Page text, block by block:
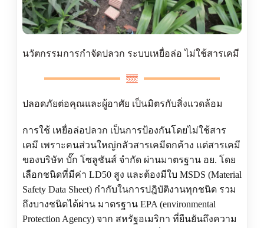
นวัตกรรมการกำจัดปลวก ระบบเหยื่อล่อ ไม่ใช้สารเคมี
ปลอดภัยต่อคุณและผู้อาศัย เป็นมิตรกับสิ่งแวดล้อม
การใช้ เหยื่อล่อปลวก เป็นการป้องกันโดยไม่ใช้สาร
เคมี เพราะคนส่วนใหญ่กลัวสารเคมีตกค้าง แต่สารเคมี
ของบริษัท บั๊ก โซลูชันส์ จำกัด ผ่านมาตรฐาน อย. โดย
เลือกชนิดที่มีค่า LD50 สูง และต้องมีใบ MSDS (Material
Safety Data Sheet) กำกับในการปฎิบัติงานทุกชนิด รวม
ถึงบางชนิดได้ผ่าน มาตรฐาน EPA (environmental
Protection Agency) จาก สหรัฐอเมริกา ที่ยืนยันถึงความ